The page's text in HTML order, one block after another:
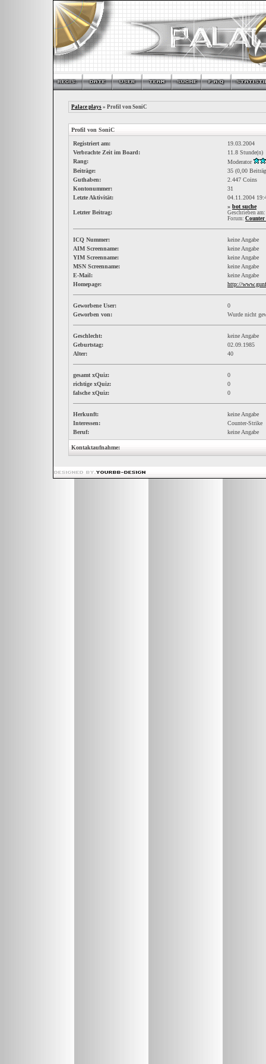
Palace plays » Profil von SoniC
Profil von SoniC
Registriert am:
19.03.2004
Verbrachte Zeit im Board:
11.8 Stunde(n)
Rang:
Moderator
Beiträge:
35 (0,00
Guthaben:
2.447 Coins
Kontonummer:
31
Letzte Aktivität:
04.11.2004
Letzter Beitrag:
» bot suche
Geschrieben
Forum: Counter
ICQ Nummer:
keine Angabe
AIM Screenname:
keine Angabe
YIM Screenname:
keine Angabe
MSN Screenname:
keine Angabe
E-Mail:
keine Angabe
Homepage:
http://
Geworbene User:
0
Geworben von:
Wurde nicht
Geschlecht:
keine Angabe
Geburtstag:
02.09.1985
Alter:
40
gesamt xQuiz:
0
richtige xQuiz:
0
falsche xQuiz:
0
Herkunft:
keine Angabe
Interessen:
Counter-Strike
Beruf:
keine Angabe
Kontaktaufnahme: